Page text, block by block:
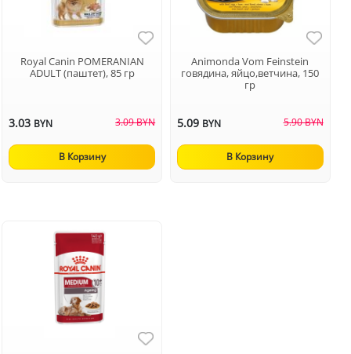
Royal Canin POMERANIAN
ADULT (паштет), 85 гр
3.03 BYN 3.09 BYN
В Корзину
Animonda Vom Feinstein
говядина, яйцо,ветчина, 150
гр
5.09 BYN 5.90 BYN
В Корзину